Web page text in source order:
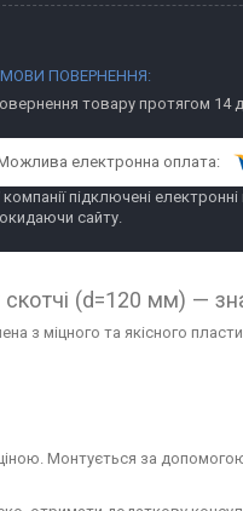
товару протягом 14
компанії підключені
сайту.
(d=120 мм) —
з міцного та якісного
Монтується за